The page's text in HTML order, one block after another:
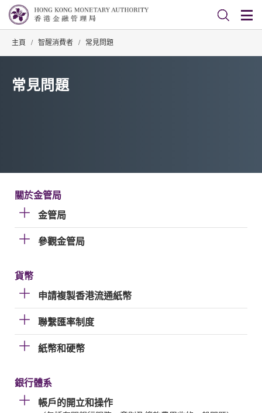
主頁 / 智醒消費者 / 常見問題
常見問題
關於金管局
金管局
參觀金管局
貨幣
申請複製香港流通紙幣
聯繫匯率制度
紙幣和硬幣
銀行體系
帳戶的開立和操作